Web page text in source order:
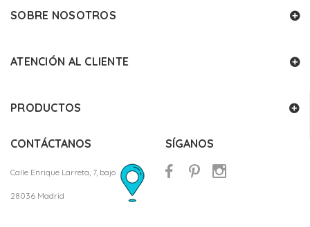
SOBRE NOSOTROS
ATENCIÓN AL CLIENTE
PRODUCTOS
CONTÁCTANOS
Calle Enrique Larreta, 7, bajo
28036 Madrid
SÍGANOS